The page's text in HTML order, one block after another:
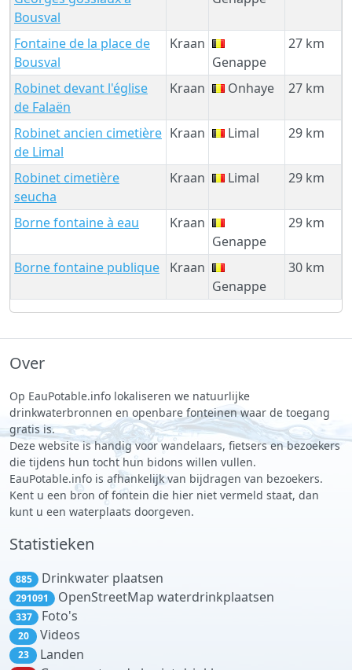
Bousval
Fontaine de la place de
Bousval
Kraan
Genappe
27 km
Robinet devant l'église
de Falaën
Kraan Onhaye 27 km
Robinet ancien cimetière
de Limal
Kraan Limal 29 km
Robinet cimetière
seucha
Kraan Limal 29 km
Borne fontaine à eau
Kraan
Genappe
29 km
Borne fontaine publique
Kraan
Genappe
30 km
Over
Op EauPotable.info lokaliseren we natuurlijke
drinkwaterbronnen en openbare fonteinen waar de toegang
gratis is.
Deze website is handig voor wandelaars, fietsers en bezoekers
die tijdens hun tocht hun bidons willen vullen.
EauPotable.info is afhankelijk van bijdragen van bezoekers.
Kent u een bron of fontein die hier niet vermeld staat, dan
kunt u een waterplaats doorgeven.
Statistieken
885 Drinkwater plaatsen
291091 OpenStreetMap waterdrinkplaatsen
337 Foto's
20 Videos
23 Landen